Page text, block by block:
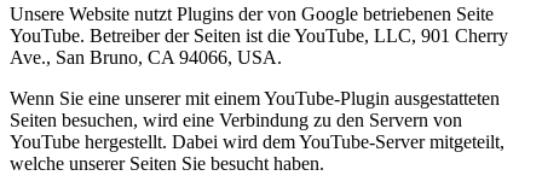
Unsere Website nutzt Plugins der von Google betriebenen Seite
YouTube. Betreiber der Seiten ist die YouTube, LLC, 901 Cherry
Ave., San Bruno, CA 94066, USA.
Wenn Sie eine unserer mit einem YouTube-Plugin ausgestatteten
Seiten besuchen, wird eine Verbindung zu den Servern von
YouTube hergestellt. Dabei wird dem YouTube-Server mitgeteilt,
welche unserer Seiten Sie besucht haben.